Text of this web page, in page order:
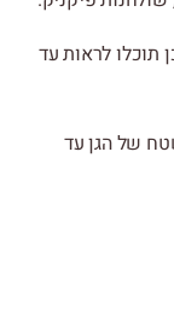
תוכלו לראות עד
של הגן עד